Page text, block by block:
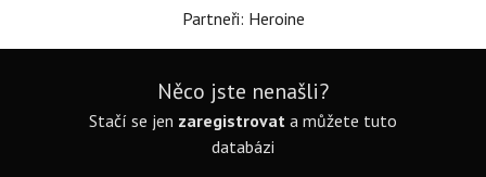
Partneři: Heroine
Něco jste nenašli?
Stačí se jen zaregistrovat a můžete tuto
databázi